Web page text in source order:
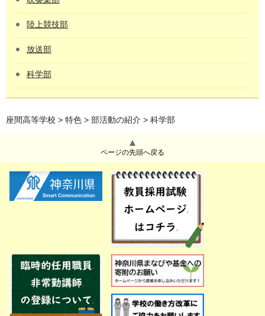
陸上競技部
放送部
科学部
座間高等学校 > 特色 > 部活動の紹介 > 科学部
ページの先頭へ戻る